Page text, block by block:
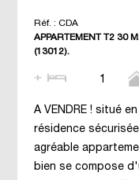
Réf. : CDA
APPARTEMENT T2 30
(13012).
1
A VENDRE ! situé
résidence
agréable
bien se compose